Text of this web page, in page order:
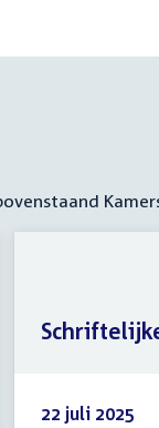
22 juli 2025